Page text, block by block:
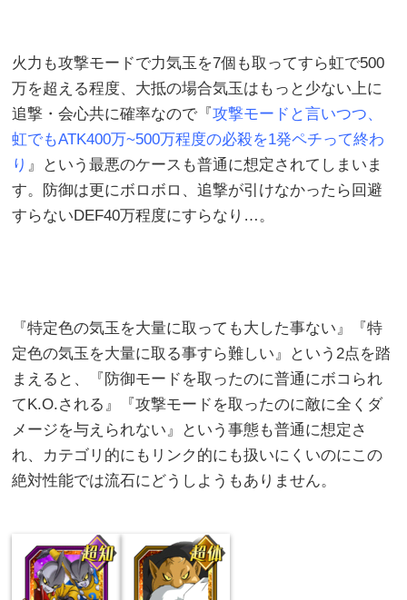
火力も攻撃モードで力気玉を7個も取ってすら虹で500
万を超える程度、大抵の場合気玉はもっと少ない上に
追撃・会心共に確率なので『攻撃モードと言いつつ、
虹でもATK400万~500万程度の必殺を1発ペチって終わ
り 』という最悪のケースも普通に想定されてしまいま
す。防御は更にボロボロ、追撃が引けなかったら回避
すらないDEF40万程度にすらなり…。
『特定色の気玉を大量に取っても大した事ない』『特
定色の気玉を大量に取る事すら難しい』という2点を踏
まえると、『防御モードを取ったのに普通にボコられ
てK.O.される』『攻撃モードを取ったのに敵に全くダ
メージを与えられない』という事態も普通に想定さ
れ、カテゴリ的にもリンク的にも扱いにくいのにこの
絶対性能では流石にどうしようもありません。